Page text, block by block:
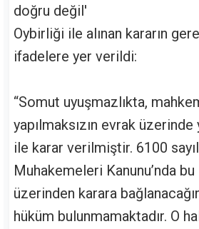
doğru değil'
Oybirliği ile alınan kararın
ifadelere yer verildi:
“Somut uyuşmazlıkta,
yapılmaksızın evrak
ile karar verilmiştir. 6100
Muhakemeleri Kanunu’nda
üzerinden karara
hüküm bulunmamaktadır. O